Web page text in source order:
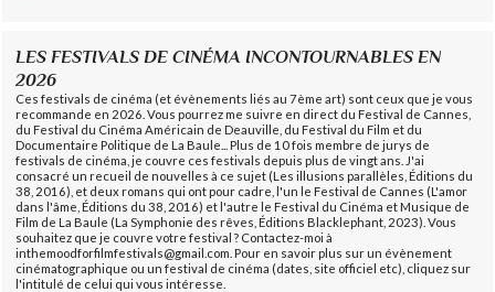
LES FESTIVALS DE CINÉMA INCONTOURNABLES EN
2026
Ces festivals de cinéma (et évènements liés au 7ème art) sont ceux que je vous
recommande en 2026. Vous pourrez me suivre en direct du Festival de Cannes,
du Festival du Cinéma Américain de Deauville, du Festival du Film et du
Documentaire Politique de La Baule... Plus de 10 fois membre de jurys de
festivals de cinéma, je couvre ces festivals depuis plus de vingt ans. J'ai
consacré un recueil de nouvelles à ce sujet (Les illusions parallèles, Éditions du
38, 2016), et deux romans qui ont pour cadre, l'un le Festival de Cannes (L'amor
dans l'âme, Éditions du 38, 2016) et l'autre le Festival du Cinéma et Musique de
Film de La Baule (La Symphonie des rêves, Éditions Blacklephant, 2023). Vous
souhaitez que je couvre votre festival ? Contactez-moi à
inthemoodforfilmfestivals@gmail.com. Pour en savoir plus sur un évènement
cinématographique ou un festival de cinéma (dates, site officiel etc), cliquez sur
l'intitulé de celui qui vous intéresse.